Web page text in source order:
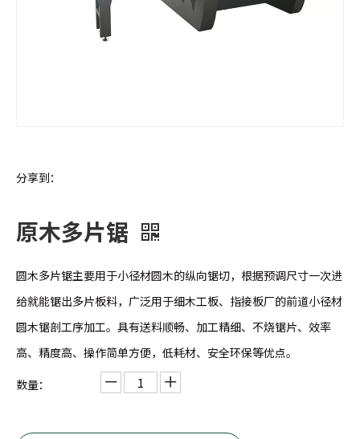
分享到：
原木多片锯
圆木多片锯主要用于小径材圆木的纵向锯切，根据预调尺寸一次进
给就能锯出多片板料，广泛用于细木工板、指接板厂的前道小径材
圆木锯剖工序加工。具有送料顺畅、加工精细、不烧锯片、效率
高、精度高、操作简单方便，低耗材、安全环保等优点。
数量：